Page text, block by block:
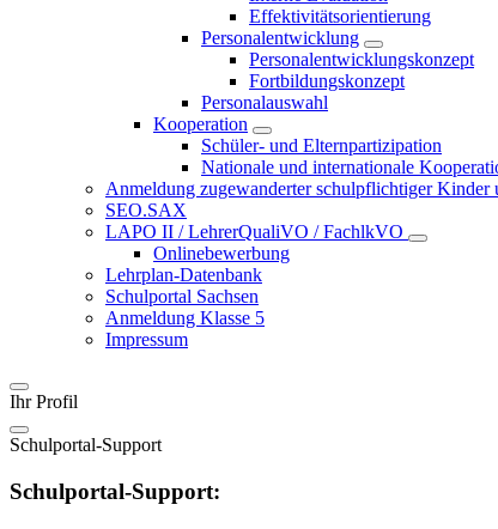
Effektivitätsorientierung
Personalentwicklung
Personalentwicklungskonzept
Fortbildungskonzept
Personalauswahl
Kooperation
Schüler- und Elternpartizipation
Nationale und internationale
Anmeldung zugewanderter schulpflichtiger Kinder
SEO.SAX
LAPO II / LehrerQualiVO / FachlkVO
Onlinebewerbung
Lehrplan-Datenbank
Schulportal Sachsen
Anmeldung Klasse 5
Impressum
Ihr Profil
Schulportal-Support
Schulportal-Support: